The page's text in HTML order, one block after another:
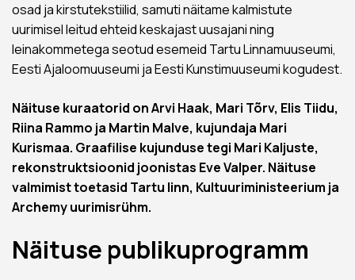
osad ja kirstutekstiilid, samuti näitame kalmistute
uurimisel leitud ehteid keskajast uusajani ning
leinakommetega seotud esemeid Tartu Linnamuuseumi,
Eesti Ajaloomuuseumi ja Eesti Kunstimuuseumi kogudest.
Näituse kuraatorid on Arvi Haak, Mari Tõrv, Elis Tiidu,
Riina Rammo ja Martin Malve, kujundaja Mari
Kurismaa. Graafilise kujunduse tegi Mari Kaljuste,
rekonstruktsioonid joonistas Eve Valper. Näituse
valmimist toetasid Tartu linn, Kultuuriministeerium ja
Archemy uurimisrühm.
Näituse publikuprogramm